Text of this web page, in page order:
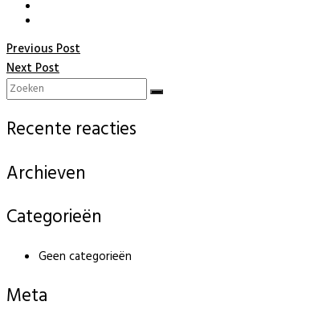
Previous Post
Next Post
Recente reacties
Archieven
Categorieën
Geen categorieën
Meta